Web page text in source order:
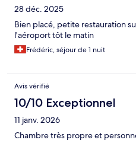
28 déc. 2025
Bien placé, petite restauration
l'aéroport tôt le matin
Frédéric, séjour de 1 nuit
Avis vérifié
10/10 Exceptionnel
11 janv. 2026
Chambre très propre et